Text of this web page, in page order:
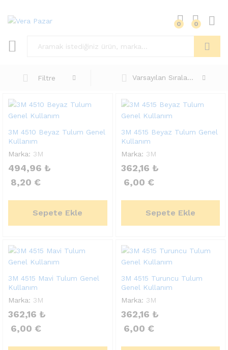
0 0
Filtre
Varsayılan Sıralama
3M 4510 Beyaz Tulum Genel
Kullanım
Marka: 3M
494,96 ₺
8,20 €
Sepete Ekle
3M 4515 Beyaz Tulum Genel
Kullanım
Marka: 3M
362,16 ₺
6,00 €
Sepete Ekle
3M 4515 Mavi Tulum Genel
Kullanım
Marka: 3M
362,16 ₺
6,00 €
3M 4515 Turuncu Tulum
Genel Kullanım
Marka: 3M
362,16 ₺
6,00 €